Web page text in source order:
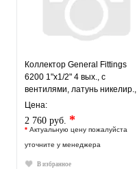
Коллектор General Fittings
6200 1"х1/2" 4 вых., c
вентилями, латунь никелир.,
синий регулятор
Цена:
2 760 руб. *
* Актуальную цену пожалуйста
уточните у менеджера
В избранное